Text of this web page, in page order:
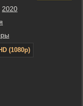
2020
(1080p)